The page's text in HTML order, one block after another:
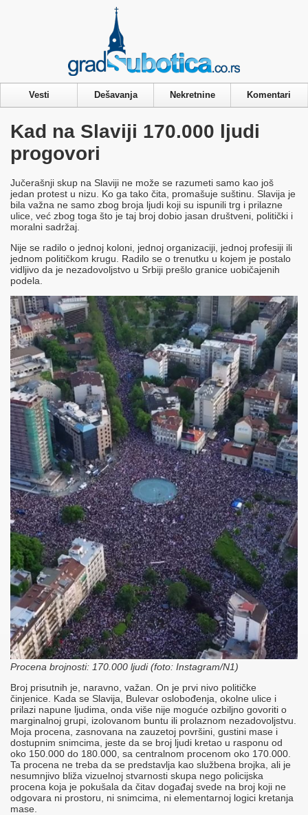
Vesti Dešavanja Nekretnine Komentari
Kad na Slaviji 170.000 ljudi
progovori
Jučerašnji skup na Slaviji ne može se razumeti samo kao još
jedan protest u nizu. Ko ga tako čita, promašuje suštinu. Slavija je
bila važna ne samo zbog broja ljudi koji su ispunili trg i prilazne
ulice, već zbog toga što je taj broj dobio jasan društveni, politički i
moralni sadržaj.
Nije se radilo o jednoj koloni, jednoj organizaciji, jednoj profesiji ili
jednom političkom krugu. Radilo se o trenutku u kojem je postalo
vidljivo da je nezadovoljstvo u Srbiji prešlo granice uobičajenih
podela.
Procena brojnosti: 170.000 ljudi (foto: Instagram/N1)
Broj prisutnih je, naravno, važan. On je prvi nivo političke
činjenice. Kada se Slavija, Bulevar oslobođenja, okolne ulice i
prilazi napune ljudima, onda više nije moguće ozbiljno govoriti o
marginalnoj grupi, izolovanom buntu ili prolaznom nezadovoljstvu.
Moja procena, zasnovana na zauzetoj površini, gustini mase i
dostupnim snimcima, jeste da se broj ljudi kretao u rasponu od
oko 150.000 do 180.000, sa centralnom procenom oko 170.000.
Ta procena ne treba da se predstavlja kao službena brojka, ali je
nesumnjivo bliža vizuelnoj stvarnosti skupa nego policijska
procena koja je pokušala da čitav događaj svede na broj koji ne
odgovara ni prostoru, ni snimcima, ni elementarnoj logici kretanja
mase.
Privacy & Cookies Policy